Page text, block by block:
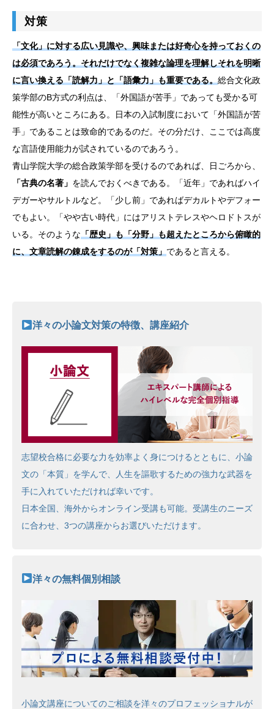
対策
「文化」に対する広い見識や、興味または好奇心を持っておくの
は必須であろう。それだけでなく複雑な論理を理解しそれを明晰
に言い換える「読解力」と「語彙力」も重要である。 総合文化政
策学部のB方式の利点は、「外国語が苦手」であっても受かる可
能性が高いところにある。日本の入試制度において「外国語が苦
手」であることは致命的であるのだ。その分だけ、ここでは高度
な言語使用能力が試されているのであろう。
青山学院大学の総合政策学部を受けるのであれば、日ごろから、
「古典の名著」 を読んでおくべきである。「近年」であればハイ
デガーやサルトルなど。「少し前」であればデカルトやデフォー
でもよい。「やや古い時代」にはアリストテレスやヘロドトスが
いる。そのような 「歴史」も「分野」も超えたところから俯瞰的
に、文章読解の錬成をするのが「対策」 であると言える。
洋々の小論文対策の特徴、講座紹介
志望校合格に必要な力を効率よく身につけるとともに、小論
文の「本質」を学んで、人生を謳歌するための強力な武器を
手に入れていただければ幸いです。
日本全国、海外からオンライン受講も可能。受講生のニーズ
に合わせ、3つの講座からお選びいただけます。
洋々の無料個別相談
小論文講座についてのご相談を洋々のプロフェッショナルが